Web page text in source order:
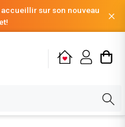
accueillir sur son nouveau